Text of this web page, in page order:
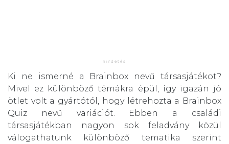
Ki ne ismerné a Brainbox nevű társasjátékot?
Mivel ez különböző témákra épül, így igazán jó
ötlet volt a gyártótól, hogy létrehozta a Brainbox
Quiz nevű variációt. Ebben a családi
társasjátékban nagyon sok feladvány közül
válogathatunk különböző tematika szerint